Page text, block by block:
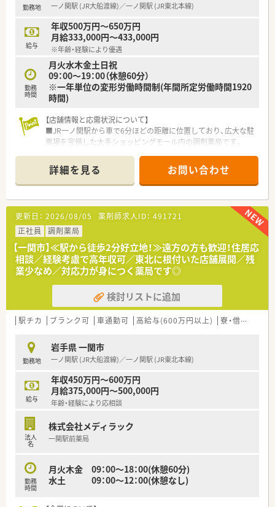
が整っているのが特徴です。
勤務地 一ノ関駅 (JR大船渡線)／一ノ関駅 (JR東北本線)
給与
年収500万円～650万円
月給333,000円～433,000円
※年齢・経験により優遇
勤務
時間
月火水木金土日祝
09：00～19：00（休憩60分）
※一年単位の変形労働時間制(年間所定労働時間1920
時間)
【店舗情報と応需状況について】
■JR一ノ関駅から車で6分ほどの距離に位置しており、広大な駐
車場を完備した大手ショッピングモール内の調剤薬局です。
しており、毎月約800枚という豊富な処方箋数に対応していま
す。
■面分業がメインのため、取り扱う医薬品の品目数が非常に多
く、幅広い処方知識を吸収しながらスキルアップを目指せます。
【法人特徴について】
■国内の小売業界で圧倒的なシェアを誇る大手グループが運営
しており、非常に安定した経営基盤と福利厚生が大きな魅力で
す。
■ショッピングモールを地域医療の拠点と捉え、衣食住の全てか
ら健康をトータルサポートする事業を展開しております。
■地域社会のニーズを先取りするヘルスケアステーションとし
て、薬剤師が中心となって健康づくりに寄与できる組織です。
【こんな方にオススメ】
連休を取って趣味の時間を充実させたい方に強く推奨します。
■将来的に薬局運営以外のキャリアも視野に入れており、大手企
業の基盤を活かして多様な職種に挑戦したい意欲的な方です。
■充実した住宅助成や子女教育手当などの福利厚生を重視し、生
活の基盤を安定させながら長く働き続けたい方に最適です。
詳細を見る お問い合わせ
更新日： 2026/08/05 薬剤師求人ID： 491721
正社員
調剤薬局
【一関市】≪駅から徒歩2分好立地！≫遠方の方も歓迎！住居応
相談／経験考慮で高年収可／東北に根付いた店舗展開／残
業少なめ／対応力が身につく薬局です◎
検討リストに追加
駅チカ ブランク可 車通勤可 高給与(600万円以上) 寮・借上社宅あり
勤務地
岩手県 一関市
一ノ関駅 (JR大船渡線)／一ノ関駅 (JR東北本線)
給与
年収450万円～600万円
月給375,000円～500,000円
年齢・経験により応相談
法人
名
株式会社メディラック
一関駅前薬局
勤務
時間
月火木金 09：00～18：00(休憩60分)
水土 09：00～12：00(休憩なし)